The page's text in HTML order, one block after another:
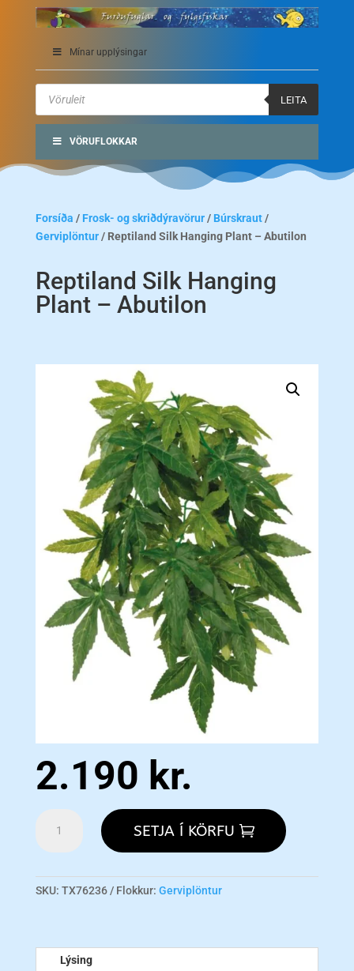
Mínar upplýsingar
Products
search
LEITA
VÖRUFLOKKAR
Forsíða / Frosk- og skriðdýravörur/ Búrskraut/
Gerviplöntur/ Reptiland Silk Hanging Plant – Abutilon
Reptiland Silk Hanging
Plant – Abutilon
2.190 kr.
-
SETJA Í KÖRFU
SKU: TX76236 Flokkur: Gerviplöntur
Lýsing